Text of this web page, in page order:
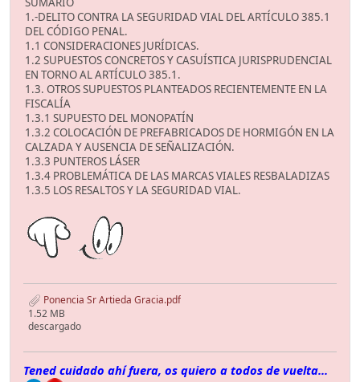
1.-DELITO CONTRA LA SEGURIDAD VIAL DEL ARTÍCULO 385.1
DEL CÓDIGO PENAL.
1.1 CONSIDERACIONES JURÍDICAS.
1.2 SUPUESTOS CONCRETOS Y CASUÍSTICA JURISPRUDENCIAL
EN TORNO AL ARTÍCULO 385.1.
1.3. OTROS SUPUESTOS PLANTEADOS RECIENTEMENTE EN LA
FISCALÍA
1.3.1 SUPUESTO DEL MONOPATÍN
1.3.2 COLOCACIÓN DE PREFABRICADOS DE HORMIGÓN EN LA
CALZADA Y AUSENCIA DE SEÑALIZACIÓN.
1.3.3 PUNTEROS LÁSER
1.3.4 PROBLEMÁTICA DE LAS MARCAS VIALES RESBALADIZAS
1.3.5 LOS RESALTOS Y LA SEGURIDAD VIAL.
Ponencia Sr Artieda Gracia.pdf
1.52 MB
descargado
Tened cuidado ahí fuera, os quiero a todos de vuelta...